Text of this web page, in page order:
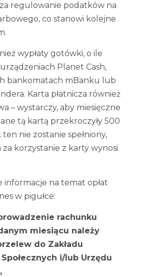
regulowanie podatków na
co stanowi kolejne
wypłaty gotówki, o ile
Planet Cash,
bankomatach mBanku lub
Karta płatnicza również
– wystarczy, aby miesięczne
tą kartą przekroczyły 500
ten nie zostanie spełniony,
za korzystanie z karty wynosi
informacje na temat opłat
w pigułce:
rachunku
miesiącu należy
do Zakładu
i/lub Urzędu